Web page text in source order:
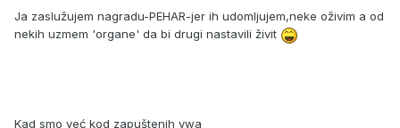
Ja zaslužujem nagradu-PEHAR-jer ih udomljujem,neke oživim a od
nekih uzmem 'organe' da bi drugi nastavili živit
Kad smo već kod zapuštenih vwa